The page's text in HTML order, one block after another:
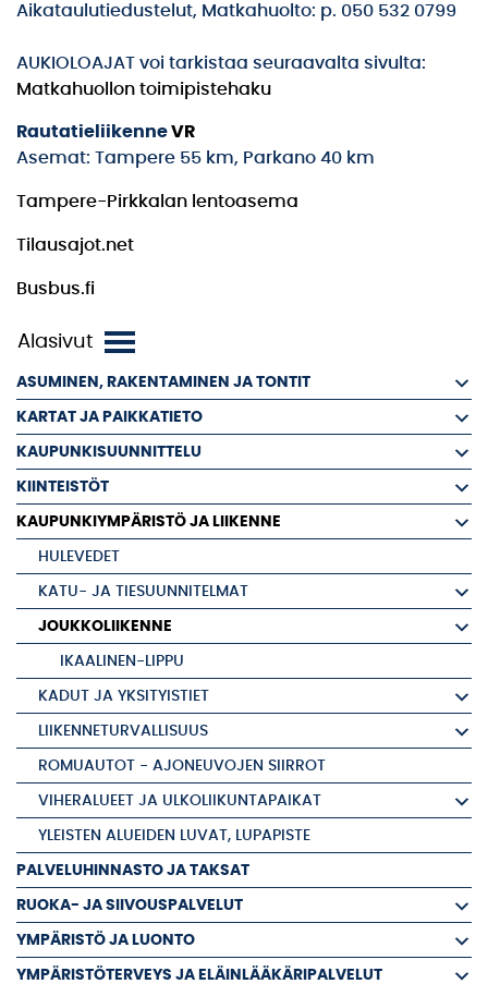
ASUMINEN, RAKENTAMINEN JA TONTIT
KARTAT JA PAIKKATIETO
KAUPUNKISUUNNITTELU
KIINTEISTÖT
KAUPUNKIYMPÄRISTÖ JA LIIKENNE
HULEVEDET
KATU- JA TIESUUNNITELMAT
JOUKKOLIIKENNE
IKAALINEN-LIPPU
KADUT JA YKSITYISTIET
LIIKENNETURVALLISUUS
ROMUAUTOT - AJONEUVOJEN SIIRROT
VIHERALUEET JA ULKOLIIKUNTAPAIKAT
YLEISTEN ALUEIDEN LUVAT, LUPAPISTE
PALVELUHINNASTO JA TAKSAT
RUOKA- JA SIIVOUSPALVELUT
YMPÄRISTÖ JA LUONTO
YMPÄRISTÖTERVEYS JA ELÄINLÄÄKÄRIPALVELUT
Aikataulutiedustelut, Matkahuolto: p. 050 532 0799
AUKIOLOAJAT voi tarkistaa seuraavalta sivulta:
Matkahuollon toimipistehaku
RautatieliikenneVR
Asemat: Tampere 55 km, Parkano 40 km
Tampere-Pirkkalan lentoasema
Tilausajot.net
Busbus.fi